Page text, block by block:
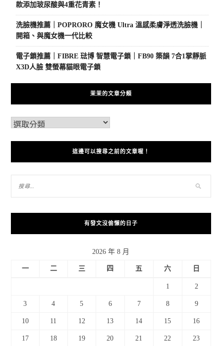
款添加玻尿酸與4重花青素！
洗臉機推薦｜POPRORO 魔女機 Ultra 溫感柔膚淨透洗臉機｜
開箱、與魔女機一代比較
電子鎖推薦｜FIBRE 琺博 智慧電子鎖｜FB90 築韻 7合1掌靜脈
X3D人臉 雙螢幕貓眼電子鎖
茉茉的文章分類
這邊可以搜尋之前的文章喔！
有發文沒偷懶的日子
2026 年 8 月
一 二 三 四 五 六 日
1 2
3 4 5 6 7 8 9
10 11 12 13 14 15 16
17 18 19 20 21 22 23